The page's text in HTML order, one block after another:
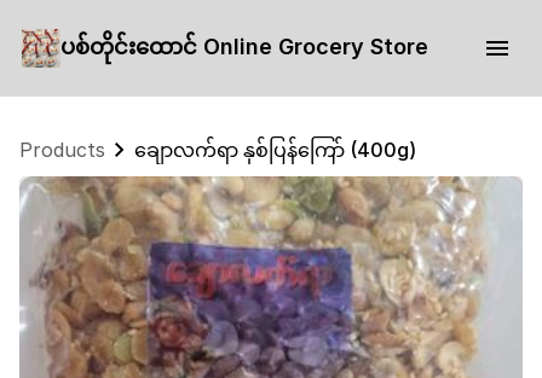
ပစ်တိုင်းထောင် Online Grocery Store
Products ချောလက်ရာ နှစ်ပြန်ကြော် (400g)